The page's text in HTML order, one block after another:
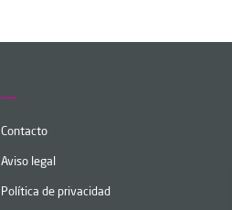
Contacto
Aviso legal
Política de privacidad